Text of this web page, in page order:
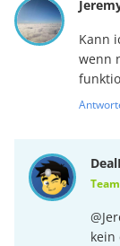
Kann
wenn
Team
kein